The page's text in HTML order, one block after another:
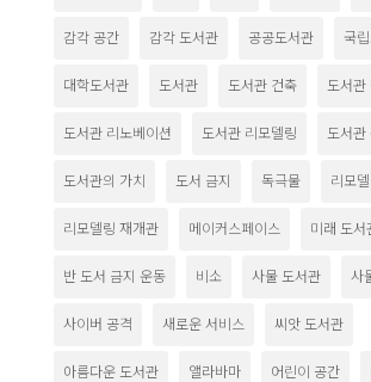
감각 공간 감각 도서관 공공도서관 국
대학도서관 도서관 도서관 건축 도서관
도서관 리노베이션 도서관 리모델링 도서관
도서관의 가치 도서 금지 독극물 리모
리모델링 재개관 메이커스페이스 미래 도서
반 도서 금지 운동 비소 사물 도서관 사
사이버 공격 새로운 서비스 씨앗 도서관
아름다운 도서관 앨라바마 어린이 공간